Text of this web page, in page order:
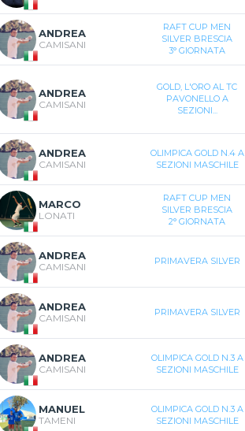
ANDREA
CAMISANI
RAFT CUP MEN
SILVER BRESCIA
3° GIORNATA
ANDREA
CAMISANI
GOLD, L'ORO AL TC
PAVONELLO A
SEZIONI...
ANDREA
CAMISANI
OLIMPICA GOLD N.4 A
SEZIONI MASCHILE
MARCO
LONATI
RAFT CUP MEN
SILVER BRESCIA
2° GIORNATA
ANDREA
CAMISANI PRIMAVERA SILVER
ANDREA
CAMISANI PRIMAVERA SILVER
ANDREA
CAMISANI
OLIMPICA GOLD N.3 A
SEZIONI MASCHILE
MANUEL
TAMENI
OLIMPICA GOLD N.3 A
SEZIONI MASCHILE